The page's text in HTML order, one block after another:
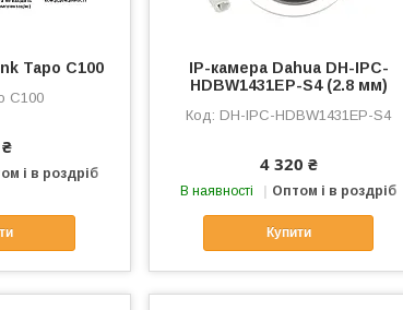
Tapo C100
C100
і в роздріб
IP-камера Dahua DH-IPC-
HDBW1431EP-S4 (2.8 мм)
DH-IPC-HDBW1431EP-S4
4 320 ₴
В наявності Оптом і в роздріб
Купити